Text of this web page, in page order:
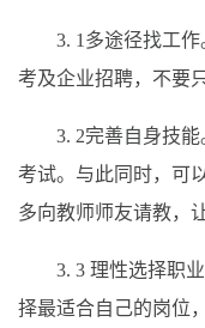
3. 1多途径找工
考及企业招聘，不要
3. 2完善自身技
考试。与此同时，可
多向教师师友请教，
3. 3 理性选择职
择最适合自己的岗位